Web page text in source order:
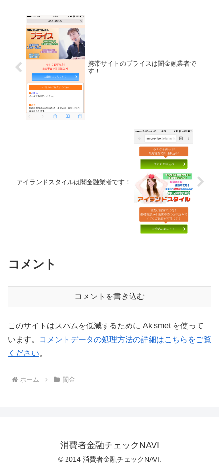
携帯サイトのプライスは闇金融業者で
す！
アイランドスタイルは闇金融業者です！
コメント
コメントを書き込む
このサイトはスパムを低減するために Akismet を使って
います。
コメントデータの処理方法の詳細はこちらをご覧
ください。
ホーム 闇金
消費者金融チェックNAVI
© 2014 消費者金融チェックNAVI.